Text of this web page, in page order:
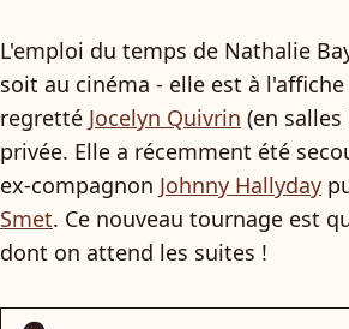
L'emploi du temps de Nathalie
soit au cinéma - elle est à l'affiche
regretté Jocelyn Quivrin (en
privée. Elle a récemment été
ex-compagnon Johnny Hallyday
Smet. Ce nouveau tournage est
dont on attend les suites !